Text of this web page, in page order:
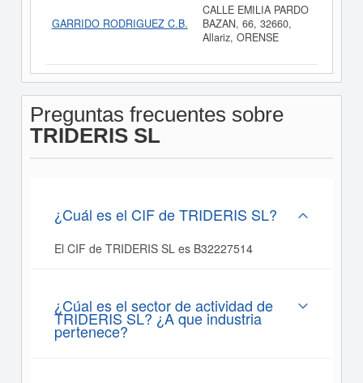
GARRIDO RODRIGUEZ C.B.
CALLE EMILIA PARDO
BAZAN, 66, 32660,
Allariz, ORENSE
Preguntas frecuentes sobre
TRIDERIS SL
¿Cuál es el CIF de TRIDERIS SL?
El CIF de TRIDERIS SL es B32227514
¿Cúal es el sector de actividad de
TRIDERIS SL? ¿A que industria
pertenece?